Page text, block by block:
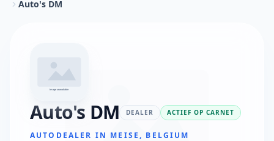
Auto's DM
Auto's DM DEALER ACTIEF OP CARNET
AUTODEALER IN MEISE, BELGIUM